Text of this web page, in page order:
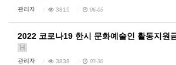
관리자 3815 06-05
2022 코로나19 한시 문화예술인 활동지원
H
관리자 3838 03-30